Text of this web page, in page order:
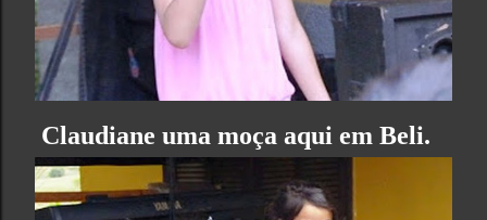
Claudiane uma moça aqui em Beli.